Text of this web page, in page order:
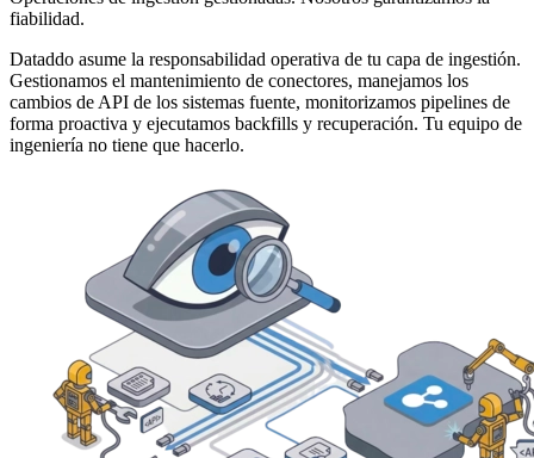
fiabilidad.
Dataddo asume la responsabilidad operativa de tu capa de ingestión.
Gestionamos el mantenimiento de conectores, manejamos los
cambios de API de los sistemas fuente, monitorizamos pipelines de
forma proactiva y ejecutamos backfills y recuperación. Tu equipo de
ingeniería no tiene que hacerlo.